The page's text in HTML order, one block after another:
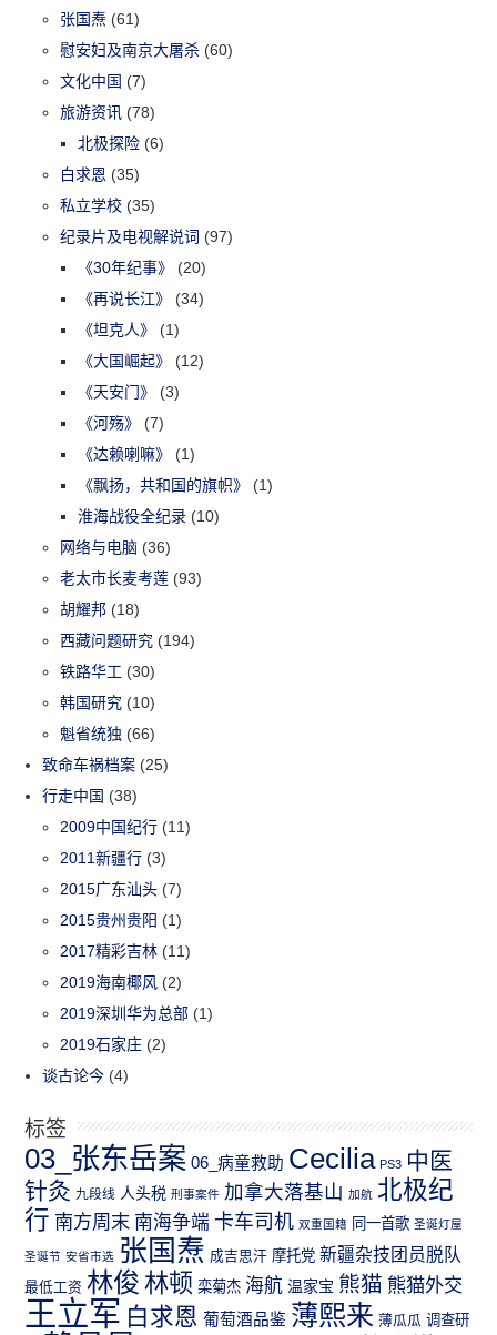
张国焘 (61)
慰安妇及南京大屠杀 (60)
文化中国 (7)
旅游资讯 (78)
北极探险 (6)
白求恩 (35)
私立学校 (35)
纪录片及电视解说词 (97)
《30年纪事》
(20)
《再说长江》
(34)
《坦克人》
(1)
《大国崛起》
(12)
《天安门》
(3)
《河殇》
(7)
《达赖喇嘛》
(1)
《飘扬，共和国的旗帜》
(1)
淮海战役全纪录 (10)
网络与电脑 (36)
老太市长麦考莲 (93)
胡耀邦 (18)
西藏问题研究 (194)
铁路华工 (30)
韩国研究 (10)
魁省统独 (66)
致命车祸档案 (25)
行走中国 (38)
2009中国纪行 (11)
2011新疆行 (3)
2015广东汕头 (7)
2015贵州贵阳 (1)
2017精彩吉林 (11)
2019海南椰风 (2)
2019深圳华为总部 (1)
2019石家庄 (2)
谈古论今 (4)
标签
03_张东岳案 06_病童救助 Cecilia PS3 中医
针灸 九段线 人头税 刑事案件 加拿大落基山 加航 北极纪
行 南方周末 南海争端 卡车司机 双重国籍 同一首歌 圣诞灯屋
圣诞节 安省市选 张国焘 成吉思汗 摩托党 新疆杂技团员脱队
最低工资 林俊 林顿 栾菊杰 海航 温家宝 熊猫 熊猫外交
王立军 白求恩 葡萄酒品鉴 薄熙来 薄瓜瓜 调查研